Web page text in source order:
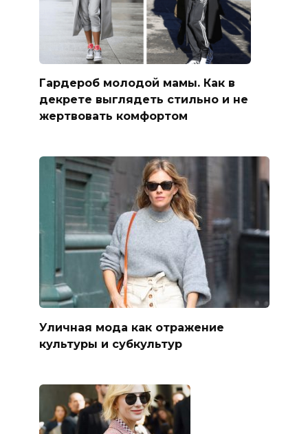
Гардероб молодой мамы. Как в
декрете выглядеть стильно и не
жертвовать комфортом
Уличная мода как отражение
культуры и субкультур